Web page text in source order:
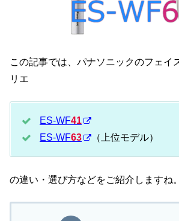
この記事では、パナソニックのフェイ
リエ
ES-WF41
ES-WF63 （上位モデル）
の違い・選び方などをご紹介しますね。